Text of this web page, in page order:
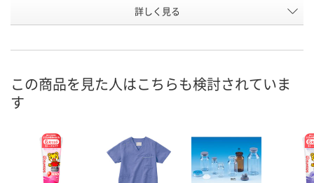
4L
号
お届け日
数量
カゴへ カゴへ
数量
カ
詳しく見る
この商品を見た人はこちらも検討されていま
す